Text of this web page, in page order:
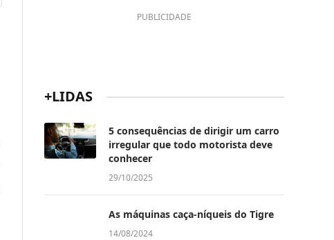
PUBLICIDADE
+LIDAS
5 consequências de dirigir um carro
irregular que todo motorista deve
conhecer
29/10/2025
As máquinas caça-níqueis do Tigre
14/08/2024